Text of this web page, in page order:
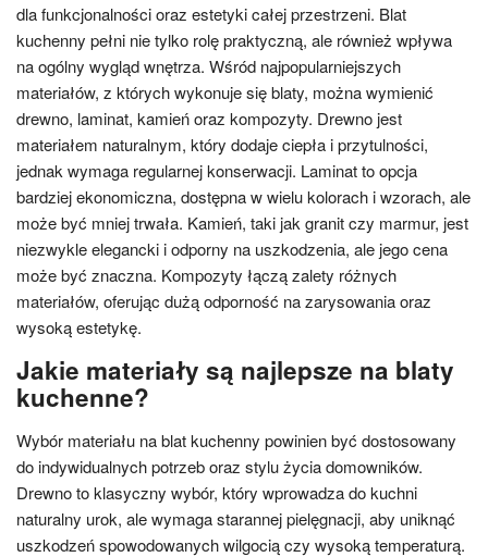
dla funkcjonalności oraz estetyki całej przestrzeni. Blat
kuchenny pełni nie tylko rolę praktyczną, ale również wpływa
na ogólny wygląd wnętrza. Wśród najpopularniejszych
materiałów, z których wykonuje się blaty, można wymienić
drewno, laminat, kamień oraz kompozyty. Drewno jest
materiałem naturalnym, który dodaje ciepła i przytulności,
jednak wymaga regularnej konserwacji. Laminat to opcja
bardziej ekonomiczna, dostępna w wielu kolorach i wzorach, ale
może być mniej trwała. Kamień, taki jak granit czy marmur, jest
niezwykle elegancki i odporny na uszkodzenia, ale jego cena
może być znaczna. Kompozyty łączą zalety różnych
materiałów, oferując dużą odporność na zarysowania oraz
wysoką estetykę.
Jakie materiały są najlepsze na blaty
kuchenne?
Wybór materiału na blat kuchenny powinien być dostosowany
do indywidualnych potrzeb oraz stylu życia domowników.
Drewno to klasyczny wybór, który wprowadza do kuchni
naturalny urok, ale wymaga starannej pielęgnacji, aby uniknąć
uszkodzeń spowodowanych wilgocią czy wysoką temperaturą.